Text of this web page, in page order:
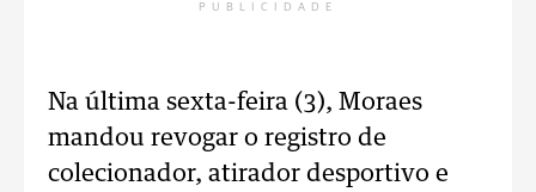
PUBLICIDADE
Na última sexta-feira (3), Moraes
mandou revogar o registro de
colecionador, atirador desportivo e